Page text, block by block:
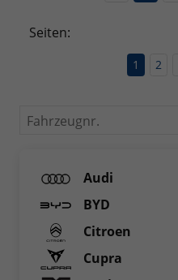
Seiten:
1 2
Fahrzeugnr.
Audi
BYD
Citroen
Cupra